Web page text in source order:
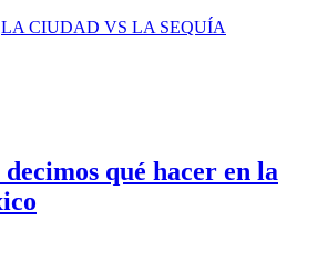
LA CIUDAD VS LA SEQUÍA